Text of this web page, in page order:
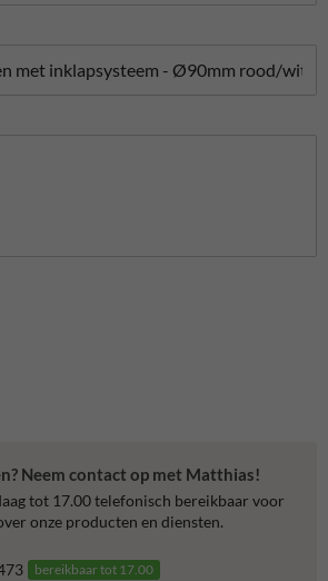
Neem contact op met Matthias!
tot 17.00 telefonisch bereikbaar voor
onze producten en diensten.
bereikbaar tot 17.00